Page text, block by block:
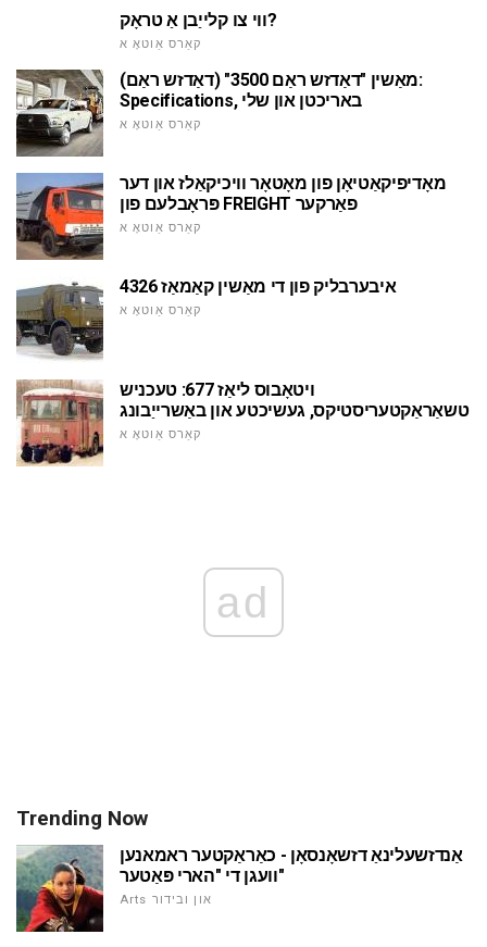
ווי צו קלייַבן אַ טראָק?
קאַרס אַוטאָ א
מאַשין "דאַדזש ראַם 3500" (דאַדזש ראַם):
Specifications, באריכטן און שלי
קאַרס אַוטאָ א
מאָדיפיקאַטיאָן פון מאָטאָר וויכיקאַלז און דער
פּראָבלעם פון FREIGHT פאַרקער
קאַרס אַוטאָ א
איבערבליק פון די מאַשין קאַמאַז 4326
קאַרס אַוטאָ א
ויטאָבוס ליאַז 677: טעכניש
טשאַראַקטעריסטיקס, געשיכטע און באַשרייַבונג
קאַרס אַוטאָ א
ad
Trending Now
אַנדזשעלינאַ דזשאָנסאָן - כאַראַקטער ראמאנען
וועגן די "הארי פּאַטער"
Arts און ובידור